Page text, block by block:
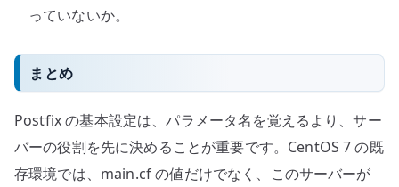
っていないか。
まとめ
Postfix の基本設定は、パラメータ名を覚えるより、サー
バーの役割を先に決めることが重要です。CentOS 7 の既
存環境では、main.cf の値だけでなく、このサーバーが